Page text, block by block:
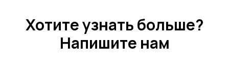
Хотите узнать больше?
Напишите нам
Поддержка продаж
Сертификация
Юридическая
Организация
мероприятий